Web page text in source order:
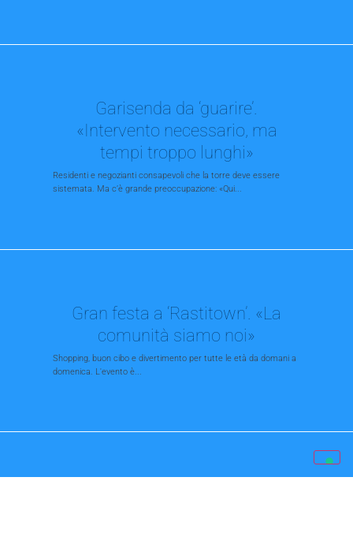
Garisenda da ‘guarire’.
«Intervento necessario, ma
tempi troppo lunghi»
Residenti e negozianti consapevoli che la torre deve essere
sistemata. Ma c’è grande preoccupazione: «Qui...
Gran festa a ‘Rastitown’. «La
comunità siamo noi»
Shopping, buon cibo e divertimento per tutte le età da domani a
domenica. L'evento è...